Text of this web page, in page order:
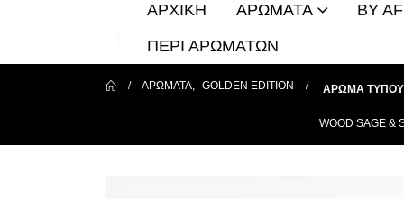
ΑΡΧΙΚΗ ΑΡΩΜΑΤΑ BY
ΠΕΡΙ ΑΡΩΜΑΤΩΝ
ΑΡΩΜΑΤΑ, GOLDEN EDITION ΑΡΩΜΑ
WOOD SAGE &